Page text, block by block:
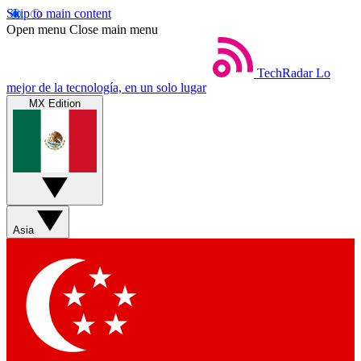
Skip to main content
Open menu Close main menu
TechRadar Lo
mejor de la tecnología, en un solo lugar
MX Edition
Asia